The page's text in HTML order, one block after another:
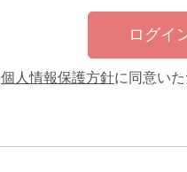
個人情報保護方針に同意い